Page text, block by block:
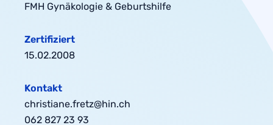
FMH Gynäkologie & Geburtshilfe
Zertifiziert
15.02.2008
Kontakt
christiane.fretz@hin.ch
062 827 23 93